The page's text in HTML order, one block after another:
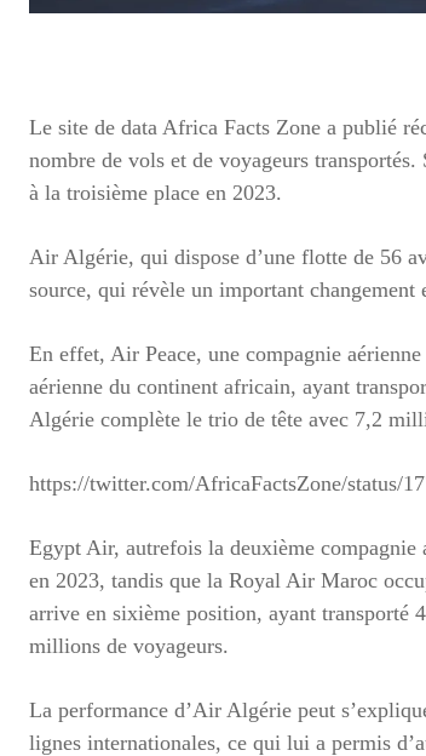
Le site de data Africa Facts Zone a publié
nombre de vols et de voyageurs
à la troisième place en 2023.
Air Algérie, qui dispose d’une flotte de 56
source, qui révèle un important changement
En effet, Air Peace, une compagnie
aérienne du continent africain, ayant
Algérie complète le trio de tête avec 7,2
https://twitter.com/AfricaFactsZone/status/
Egypt Air, autrefois la deuxième compagnie
en 2023, tandis que la Royal Air Maroc
arrive en sixième position, ayant transporté
millions de voyageurs.
La performance d’Air Algérie peut
lignes internationales, ce qui lui a permis